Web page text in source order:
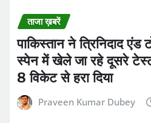
ताजा ख़बरें
पाकिस्तान ने त्रिनिदाद एंड
स्पेन में खेले जा रहे दूसरे
8 विकेट से हरा दिया
Praveen Kumar Dubey